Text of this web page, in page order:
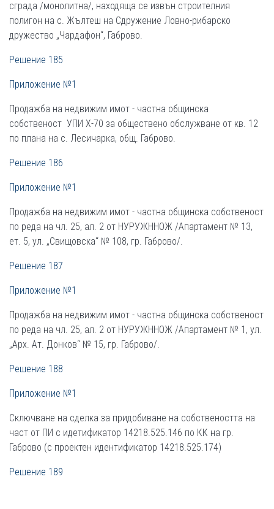
сграда /монолитна/, находяща се извън строителния
полигон на с. Жълтеш на Сдружение Ловно-рибарско
дружество „Чардафон“, Габрово.
Решение 185
Приложение №1
Продажба на недвижим имот - частна общинска
собственост УПИ Х-70 за обществено обслужване от кв. 12
по плана на с. Лесичарка, общ. Габрово.
Решение 186
Приложение №1
Продажба на недвижим имот - частна общинска собственост
по реда на чл. 25, ал. 2 от НУРУЖННОЖ /Апартамент № 13,
ет. 5, ул. „Свищовска“ № 108, гр. Габрово/.
Решение 187
Приложение №1
Продажба на недвижим имот - частна общинска собственост
по реда на чл. 25, ал. 2 от НУРУЖННОЖ /Апартамент № 1, ул.
„Арх. Ат. Донков“ № 15, гр. Габрово/.
Решение 188
Приложение №1
Сключване на сделка за придобиване на собствеността на
част от ПИ с идетификатор 14218.525.146 по КК на гр.
Габрово (с проектен идентификатор 14218.525.174)
Решение 189